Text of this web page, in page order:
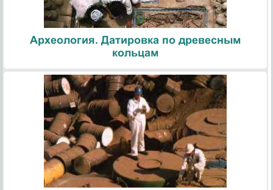
Археология. Датировка по древесным
кольцам